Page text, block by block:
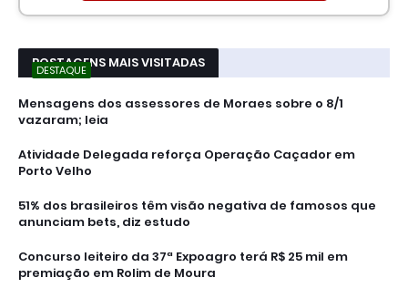
POSTAGENS MAIS VISITADAS
DESTAQUE
Mensagens dos assessores de Moraes sobre o 8/1
vazaram; leia
Atividade Delegada reforça Operação Caçador em
Porto Velho
51% dos brasileiros têm visão negativa de famosos que
anunciam bets, diz estudo
Concurso leiteiro da 37ª Expoagro terá R$ 25 mil em
premiação em Rolim de Moura